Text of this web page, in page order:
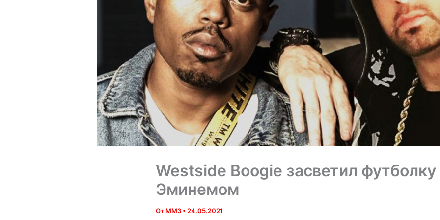
Westside Boogie засветил футболку
Эминемом
От MM3 •24.05.2021